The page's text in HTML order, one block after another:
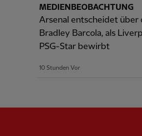
MEDIENBEOBACHTUNG
Arsenal entscheidet über
Bradley Barcola, als
PSG-Star bewirbt
10 Stunden Vor